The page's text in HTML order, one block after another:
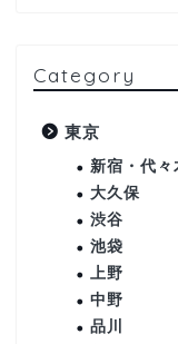
Category
東京
新宿・代々
大久保
渋谷
池袋
上野
中野
品川